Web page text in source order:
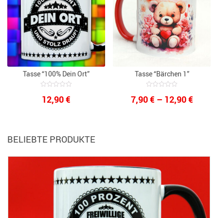
Tasse “100% Dein Ort”
out
of
12,90€
Tasse “Bärchen 1”
out
of
7,90€ – 12,90€
BELIEBTE PRODUKTE